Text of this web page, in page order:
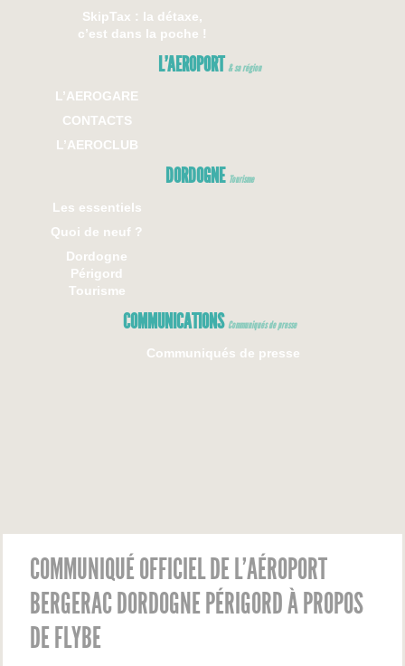
SkipTax : la détaxe,
c’est dans la poche !
L’AEROPORT& sa région
L’AEROGARE
CONTACTS
L’AEROCLUB
DORDOGNE Tourisme
Les essentiels
Quoi de neuf ?
Dordogne
Périgord
Tourisme
COMMUNICATIONS Communiqués de presse
Communiqués de presse
COMMUNIQUÉ OFFICIEL DE L’AÉROPORT
BERGERAC DORDOGNE PÉRIGORD À PROPOS
DE FLYBE